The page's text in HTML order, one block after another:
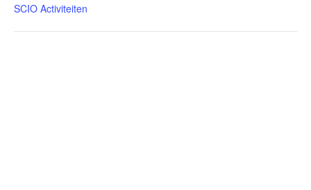
SCIO Activiteiten